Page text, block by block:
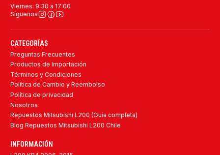
Viernes: 9:30 a 17:00
Síguenos
CATEGORÍAS
Preguntas Frecuentes
Productos de Importación
Términos y Condiciones
Política de Cambio y Reembolso
Política de privacidad
Nosotros
Repuestos Mitsubishi L200 (Guía completa)
Blog Repuestos Mitsubishi L200 Chile
INFORMACIÓN